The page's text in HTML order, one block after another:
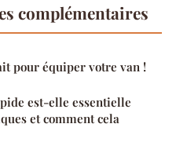
complémentaires
pour équiper votre van !
est-elle essentielle
et comment cela